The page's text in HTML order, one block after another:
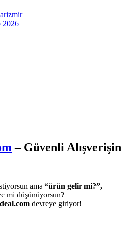
2026
– Güvenli Alışverişin
ama “ürün gelir mi?”,
mi düşünüyorsun?
devreye giriyor!